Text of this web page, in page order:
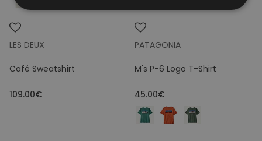
LES DEUX
Café Sweatshirt
109.00€
PATAGONIA
M's P-6 Logo T-Shirt
45.00€